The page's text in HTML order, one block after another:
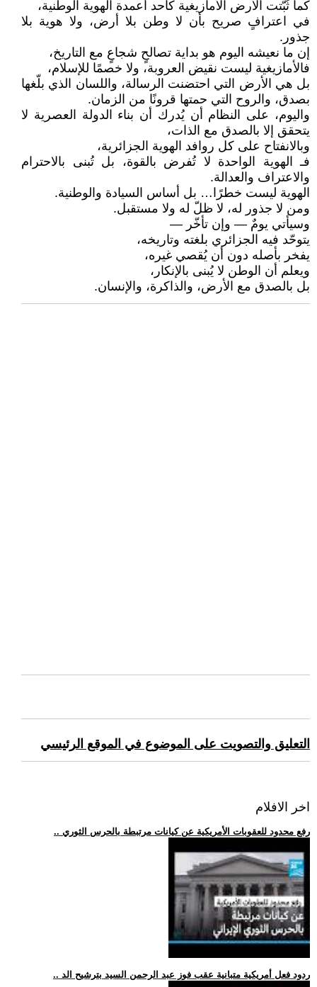
كما ثُبّتت الأرض الأمازيغية كأحد أعمدة الهوية الوطنية،
في اعترافٍ صريح بأن لا وطن بلا أرض، ولا هوية بلا
جذور.
إن ما نعيشه اليوم هو بداية تصالحٍ شجاعٍ مع التاريخ،
فالأمازيغية ليست نقيض العروبة، ولا خصمًا للإسلام،
بل هي الأرض التي احتضنت الرسالة، واللسان الذي بلّغها
بصدق، والروح التي حمتها قرونًا من الزمان.
واليوم، على النظام أن يُدرك أن بناء الدولة العصرية لا
يتحقق إلا بالصدق مع الذات،
وبالانفتاح على كل روافد الهوية الجزائرية،
فـ الهوية الواحدة لا تُفرض بالقوة، بل تُبنى بالاحترام
والاعتراف والعدالة.
الهوية ليست خطرًا… بل أساس السيادة والوطنية.
ومن لا جذور له، لا ظلّ له ولا مستقبل.
وسيأتي يومٌ — وإن تأخّر —
يتوحّد فيه الجزائري بلغته وتاريخه،
يفخر بأصله دون أن يُقصي غيره،
ويعلم أن الوطن لا يُبنى بالإنكار،
بل بالصدق مع الأرض، والذاكرة، والإنسان.
التعليق والتصويت على الموضوع في الموقع الرئيسي
اخر الافلام
.. رفع محدود للعقوبات الأمريكية عن كيانات مرتبطة بالحرس الثوري
.. ردود فعل أمريكية متبانية عقب فوز عبد الرحمن السيد بترشيح الد